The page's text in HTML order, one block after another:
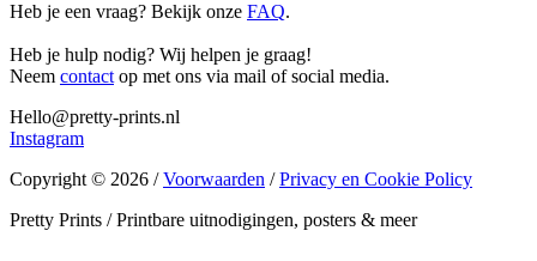
Heb je een vraag? Bekijk onze FAQ.
Heb je hulp nodig? Wij helpen je graag!
Neem contact op met ons via mail of social media.
Hello@pretty-prints.nl
Instagram
Copyright © 2026 /Voorwaarden /Privacy en Cookie Policy
Pretty Prints / Printbare uitnodigingen, posters & meer